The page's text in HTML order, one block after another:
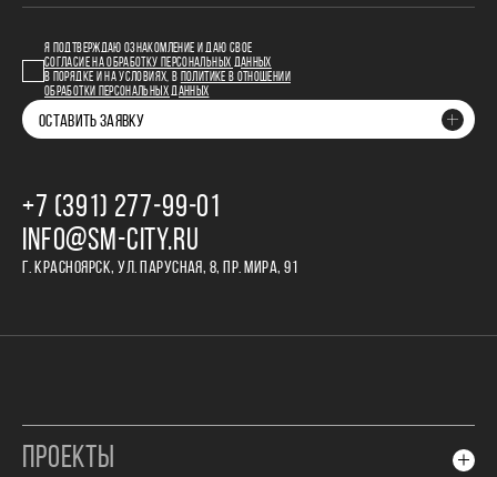
Я ПОДТВЕРЖДАЮ ОЗНАКОМЛЕНИЕ И ДАЮ СВОЕ
СОГЛАСИЕ НА ОБРАБОТКУ ПЕРСОНАЛЬНЫХ ДАННЫХ
В ПОРЯДКЕ И НА УСЛОВИЯХ, В
ПОЛИТИКЕ В ОТНОШЕНИИ
ОБРАБОТКИ ПЕРСОНАЛЬНЫХ ДАННЫХ
ОСТАВИТЬ ЗАЯВКУ
+7 (391) 277‒99‒01
INFO@SM-CITY.RU
Г. КРАСНОЯРСК, УЛ. ПАРУСНАЯ, 8, ПР. МИРА, 91
ПРОЕКТЫ